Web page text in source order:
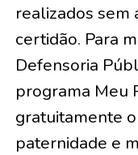
realizados sem
certidão. Para
Defensoria
programa Meu
gratuitamente
paternidade e